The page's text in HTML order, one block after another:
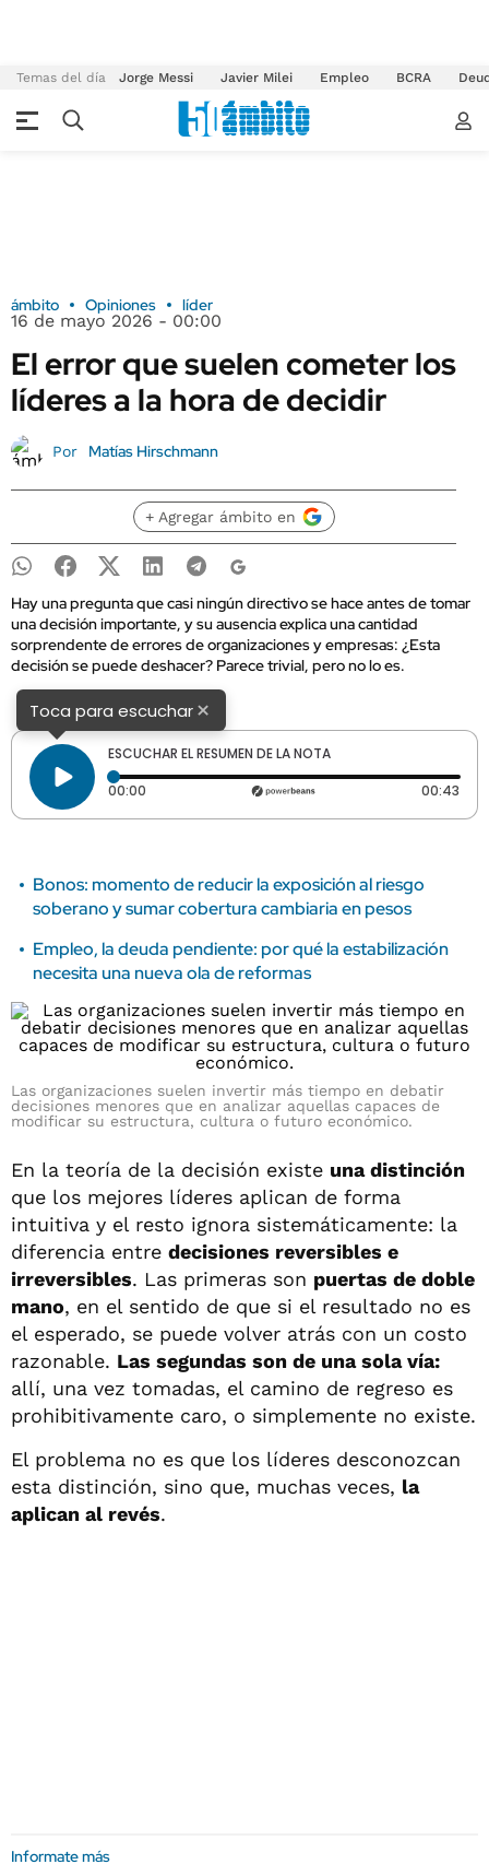
Temas del día Jorge Messi Javier Milei Empleo BCRA
ámbito Opiniones líder
16 de mayo 2026 - 00:00
El error que suelen cometer los
líderes a la hora de decidir
Por Matías Hirschmann
+ Agregar ámbito en
Hay una pregunta que casi ningún directivo se hace antes de tomar
una decisión importante, y su ausencia explica una cantidad
sorprendente de errores de organizaciones y empresas: ¿Esta
decisión se puede deshacer? Parece trivial, pero no lo es.
Toca para escuchar×
ESCUCHAR EL RESUMEN DE LA NOTA
00:00 Tiempo transcurrido: 0 segundos 00:43
Bonos: momento de reducir la exposición al riesgo
soberano y sumar cobertura cambiaria en pesos
Empleo, la deuda pendiente: por qué la estabilización
necesita una nueva ola de reformas
Las organizaciones suelen invertir más tiempo en debatir
decisiones menores que en analizar aquellas capaces de
modificar su estructura, cultura o futuro económico.
En la teoría de la decisión existe una distinción
que los mejores líderes aplican de forma
intuitiva y el resto ignora sistemáticamente: la
diferencia entre decisiones reversibles e
irreversibles. Las primeras son puertas de doble
mano, en el sentido de que si el resultado no es
el esperado, se puede volver atrás con un costo
razonable. Las segundas son de una sola vía:
allí, una vez tomadas, el camino de regreso es
prohibitivamente caro, o simplemente no existe.
El problema no es que los líderes desconozcan
esta distinción, sino que, muchas veces, la
aplican al revés.
Informate más